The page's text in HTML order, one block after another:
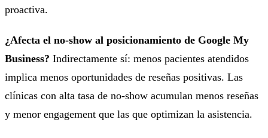
proactiva.
¿Afecta el no-show al posicionamiento de Google My
Business? Indirectamente sí: menos pacientes atendidos
implica menos oportunidades de reseñas positivas. Las
clínicas con alta tasa de no-show acumulan menos reseñas
y menor engagement que las que optimizan la asistencia.